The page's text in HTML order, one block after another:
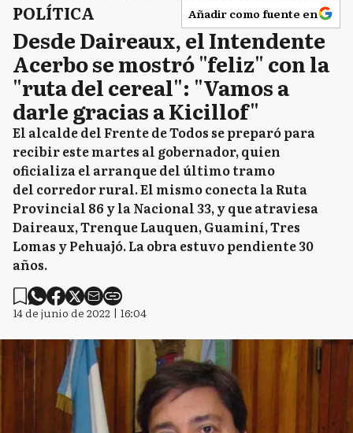
POLÍTICA Añadir como fuente en
Desde Daireaux, el Intendente
Acerbo se mostró "feliz" con la
"ruta del cereal": "Vamos a
darle gracias a Kicillof"
El alcalde del Frente de Todos se preparó para
recibir este martes al gobernador, quien
oficializa el arranque del último tramo
del corredor rural. El mismo conecta la Ruta
Provincial 86 y la Nacional 33, y que atraviesa
Daireaux, Trenque Lauquen, Guaminí, Tres
Lomas y Pehuajó. La obra estuvo pendiente 30
años.
14 de junio de 2022 | 16:04